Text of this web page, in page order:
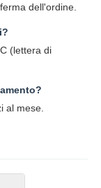
dell'ordine.
(lettera di
al mese.